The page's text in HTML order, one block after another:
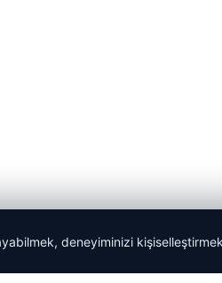
deneyiminizi
Yeminli Tercüman|